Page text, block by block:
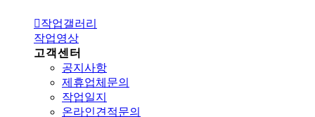
작업갤러리
작업영상
고객센터
공지사항
제휴업체문의
작업일지
온라인견적문의